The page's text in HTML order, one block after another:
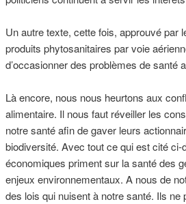
Un autre texte, cette fois, approuvé par
produits phytosanitaires par voie
d’occasionner des problèmes de santé
Là encore, nous nous heurtons aux
alimentaire. Il nous faut réveiller les
notre santé afin de gaver leurs
biodiversité. Avec tout ce qui est cité
économiques priment sur la santé des
enjeux environnementaux. A nous de
des lois qui nuisent à notre santé. Ils ne